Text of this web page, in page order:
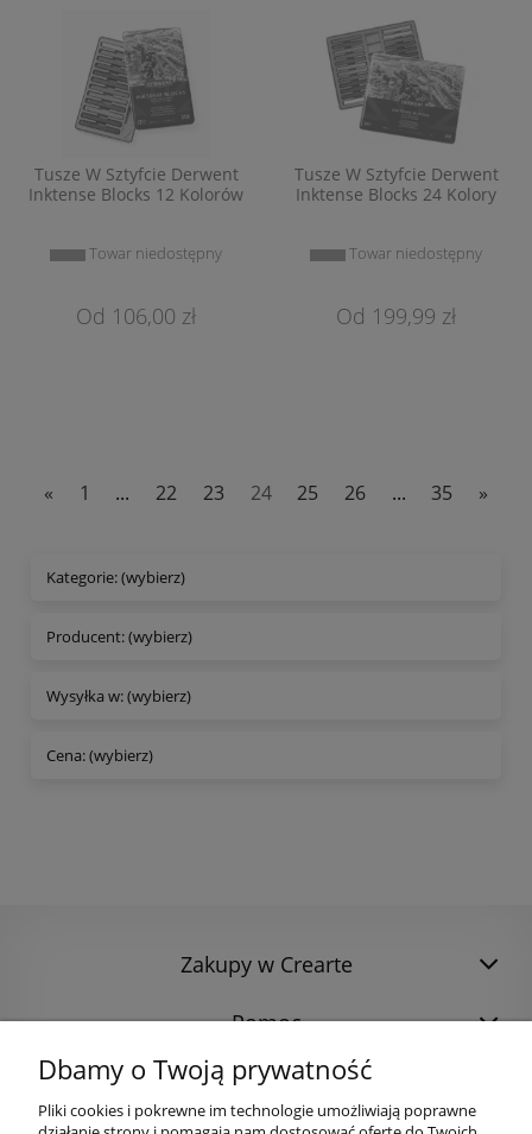
Tusze W Sztyfcie Derwent
Inktense Blocks 12 Kolorów
Towar niedostępny
106,00 zł
Tusze W Sztyfcie Derwent
Inktense Blocks 24 Kolory
Towar niedostępny
199,99 zł
« 1 ... 22 23 24 25 26 ... 35 »
Kategorie: (wybierz)
Producent: (wybierz)
Wysyłka w: (wybierz)
Cena: (wybierz)
Zakupy w Crearte
Pomoc
Dbamy o Twoją prywatność
Pliki cookies i pokrewne im technologie umożliwiają poprawne